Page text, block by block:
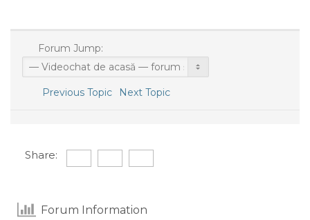
Forum Jump:
Previous Topic Next Topic
Share:
Forum Information